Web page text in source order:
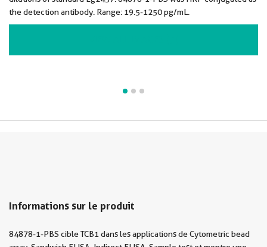
the detection antibody. Range: 19.5-1250 pg/mL.
Informations sur le produit
84878-1-PBS cible TCB1 dans les applications de Cytometric bead